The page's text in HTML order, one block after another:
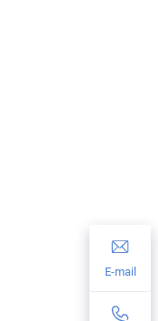
E-mail